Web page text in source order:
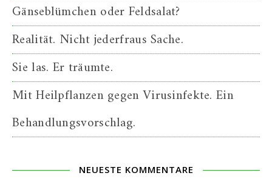
Gänseblümchen oder Feldsalat?
Realität. Nicht jederfraus Sache.
Sie las. Er träumte.
Mit Heilpflanzen gegen Virusinfekte. Ein
Behandlungsvorschlag.
NEUESTE KOMMENTARE